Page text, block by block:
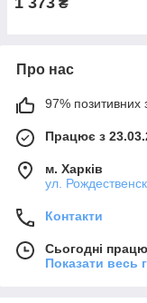
₴
Про нас
97% позитивних
Працює з
м. Харків
ул.
Контакти
Сьогодні
Показати весь